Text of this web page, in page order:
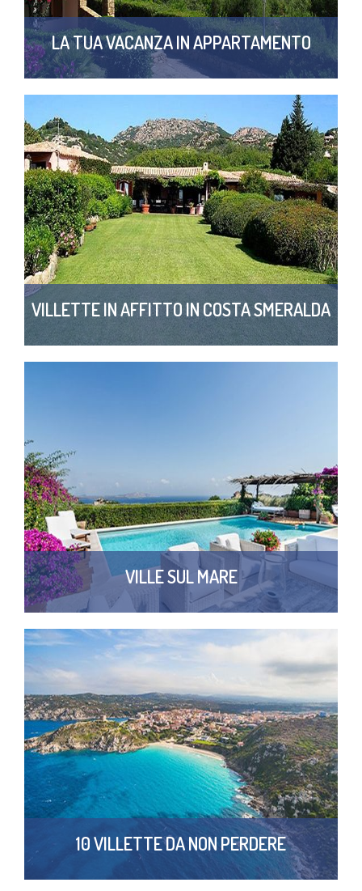
LA TUA VACANZA IN APPARTAMENTO
VILLETTE IN AFFITTO IN COSTA SMERALDA
VILLE SUL MARE
10 VILLETTE DA NON PERDERE